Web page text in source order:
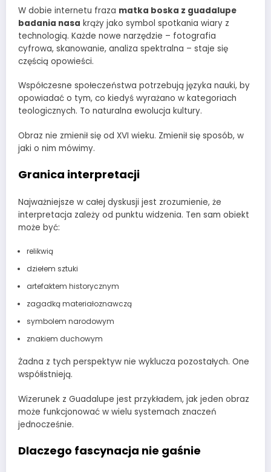
W dobie internetu fraza matka boska z guadalupe
badania nasa krąży jako symbol spotkania wiary z
technologią. Każde nowe narzędzie – fotografia
cyfrowa, skanowanie, analiza spektralna – staje się
częścią opowieści.
Współczesne społeczeństwa potrzebują języka nauki, by
opowiadać o tym, co kiedyś wyrażano w kategoriach
teologicznych. To naturalna ewolucja kultury.
Obraz nie zmienił się od XVI wieku. Zmienił się sposób, w
jaki o nim mówimy.
Granica interpretacji
Najważniejsze w całej dyskusji jest zrozumienie, że
interpretacja zależy od punktu widzenia. Ten sam obiekt
może być:
relikwią
dziełem sztuki
artefaktem historycznym
zagadką materiałoznawczą
symbolem narodowym
znakiem duchowym
Żadna z tych perspektyw nie wyklucza pozostałych. One
współistnieją.
Wizerunek z Guadalupe jest przykładem, jak jeden obraz
może funkcjonować w wielu systemach znaczeń
jednocześnie.
Dlaczego fascynacja nie gaśnie